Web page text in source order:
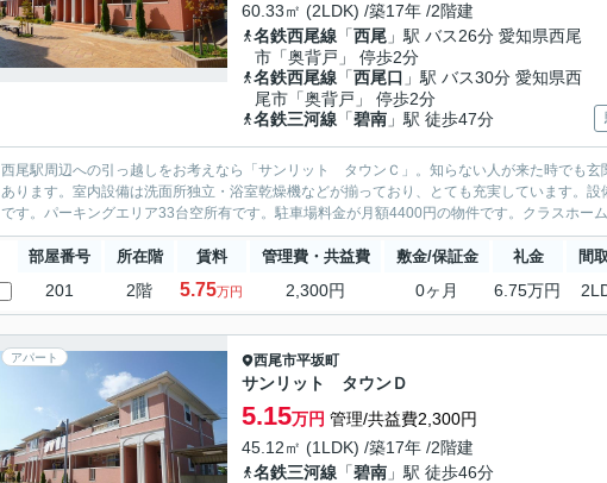
60.33㎡ (2LDK) /築17年 /2階建
名鉄西尾線 「西尾 」駅 バス26分 愛知県西尾
市「奥背戸」 停歩2分
名鉄西尾線 「西尾口 」駅 バス30分 愛知県西
尾市「奥背戸」 停歩2分
名鉄三河線 「碧南 」駅 徒歩47分
西尾駅周辺への引っ越しをお考えなら「サンリット タウンＣ」。知らない人が来た時でも
あります。室内設備は洗面所独立・浴室乾燥機などが揃っており、とても充実しています。
です。パーキングエリア33台空所有です。駐車場料金が月額4400円の物件です。クラスホー
部屋番号 所在階 賃料 管理費・共益費 敷金/保証金 礼金 間
201 2階 5.75万円 2,300円 0ヶ月 6.75万円
アパート 西尾市平坂町
サンリット タウンＤ
5.15万円 管理/共益費2,300円
45.12㎡ (1LDK) /築17年 /2階建
名鉄三河線 「碧南 」駅 徒歩46分